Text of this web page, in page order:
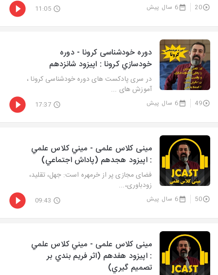
20 6 سال پیش 11:05
دوره خودشناسی کرونا - دوره
خودسازي كرونا : اپيزود شانزدهم
در سری پادکست های دوره خودشناسی کرونا ،
آموزش های ...
49 6 سال پیش 17:37
مینی کلاس علمی - ميني كلاس علمي
: اپيزود هجدهم (پاداش اجتماعي)
فضای مجازی پر از خرمهره است: جهل، تقلید،
زودباوری،...
50 6 سال پیش 09:43
مینی کلاس علمی - ميني كلاس علمي
: اپيزود هفدهم (اثر فريم بندي بر
تصميم گيري)